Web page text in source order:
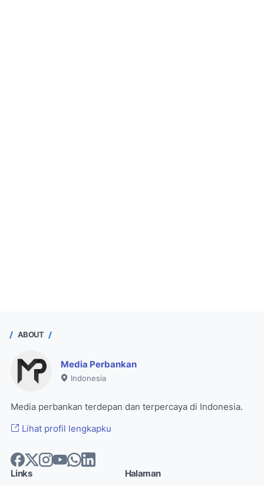
ABOUT
Media Perbankan
Indonesia
Media perbankan terdepan dan terpercaya di Indonesia.
Lihat profil lengkapku
Links Halaman